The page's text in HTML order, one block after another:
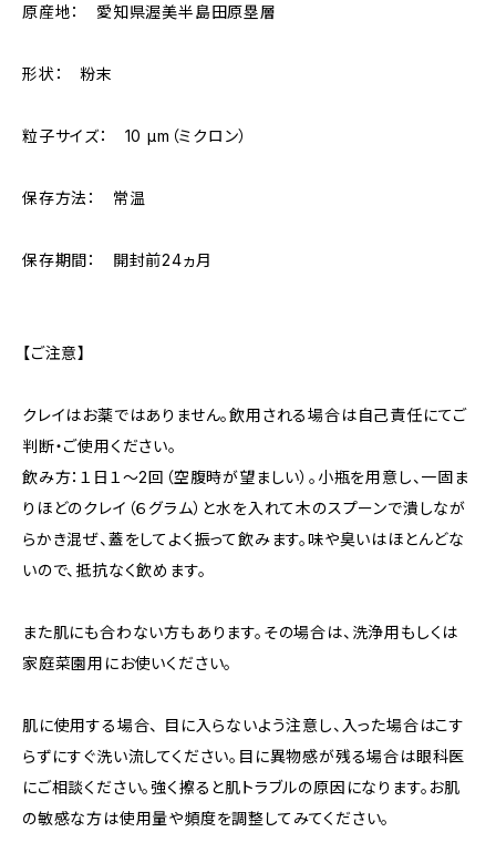
原産地： 愛知県渥美半島田原塁層
形状： 粉末
粒子サイズ： 10 µm（ミクロン）
保存方法： 常温
保存期間： 開封前24ヵ月
【ご注意】
クレイはお薬ではありません。飲用される場合は自己責任にてご
判断・ご使用ください。
飲み方：１日１〜2回（空腹時が望ましい）。小瓶を用意し、一固ま
りほどのクレイ（６グラム）と水を入れて木のスプーンで潰しなが
らかき混ぜ、蓋をしてよく振って飲みます。味や臭いはほとんどな
いので、抵抗なく飲めます。
また肌にも合わない方もあります。その場合は、洗浄用もしくは
家庭菜園用にお使いください。
肌に使用する場合、 目に入らないよう注意し、入った場合はこす
らずにすぐ洗い流してください。目に異物感が残る場合は眼科医
にご相談ください。強く擦ると肌トラブルの原因になります。お肌
の敏感な方は使用量や頻度を調整してみてください。